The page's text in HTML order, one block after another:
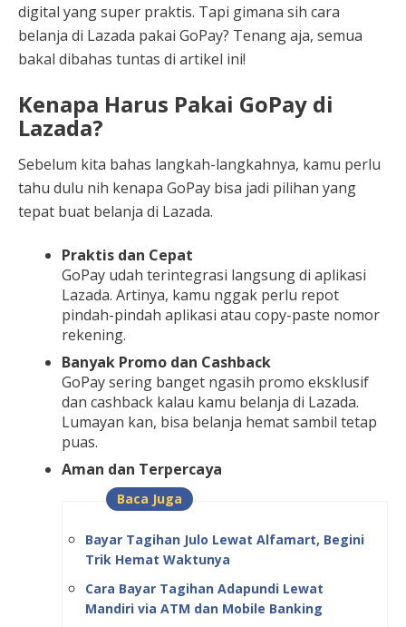
digital yang super praktis. Tapi gimana sih cara
belanja di Lazada pakai GoPay? Tenang aja, semua
bakal dibahas tuntas di artikel ini!
Kenapa Harus Pakai GoPay di
Lazada?
Sebelum kita bahas langkah-langkahnya, kamu perlu
tahu dulu nih kenapa GoPay bisa jadi pilihan yang
tepat buat belanja di Lazada.
Praktis dan Cepat
GoPay udah terintegrasi langsung di aplikasi
Lazada. Artinya, kamu nggak perlu repot
pindah-pindah aplikasi atau copy-paste nomor
rekening.
Banyak Promo dan Cashback
GoPay sering banget ngasih promo eksklusif
dan cashback kalau kamu belanja di Lazada.
Lumayan kan, bisa belanja hemat sambil tetap
puas.
Aman dan Terpercaya
Baca Juga
Bayar Tagihan Julo Lewat Alfamart, Begini
Trik Hemat Waktunya
Cara Bayar Tagihan Adapundi Lewat
Mandiri via ATM dan Mobile Banking